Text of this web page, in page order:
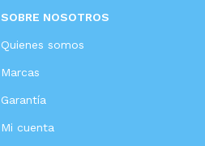
SOBRE NOSOTROS
Quienes somos
Marcas
Garantía
Mi cuenta